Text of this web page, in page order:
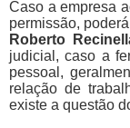
Caso a empresa
permissão,
Roberto
judicial, caso a
pessoal,
relação de
existe a questão